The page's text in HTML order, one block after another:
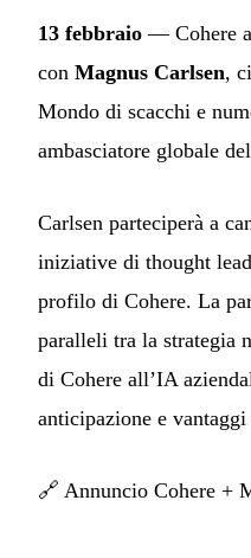
13 febbraio — Cohere
con Magnus Carlsen,
Mondo di scacchi e
ambasciatore globale
Carlsen parteciperà a
iniziative di thought
profilo di Cohere. La
paralleli tra la strategia
di Cohere all’IA
anticipazione e
🔗 Annuncio Cohere +